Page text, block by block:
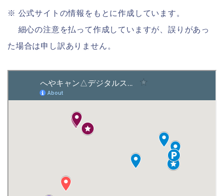
※ 公式サイトの情報をもとに作成しています。
細心の注意を払って作成していますが、誤りがあっ
た場合は申し訳ありません。